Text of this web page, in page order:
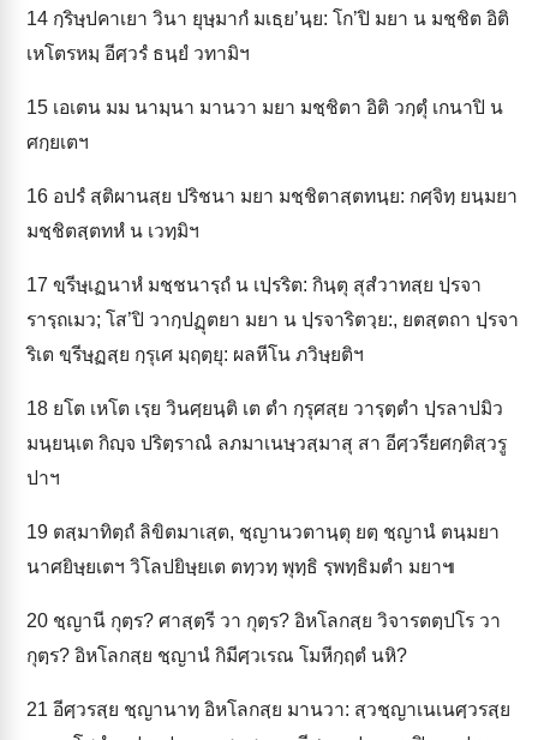
14 กฺริษฺปคาเยา วินา ยุษฺมากํ มเธฺย’นฺย: โก’ปิ มยา น มชฺชิต อิติ
เหโตรหมฺ อีศฺวรํ ธนฺยํ วทามิฯ
15 เอเตน มม นามฺนา มานวา มยา มชฺชิตา อิติ วกฺตุํ เกนาปิ น
ศกฺยเตฯ
16 อปรํ สฺติผานสฺย ปริชนา มยา มชฺชิตาสฺตทนฺย: กศฺจิทฺ ยนฺมยา
มชฺชิตสฺตทหํ น เวทฺมิฯ
17 ขฺรีษฺเฏนาหํ มชฺชนารฺถํ น เปฺรริต: กินฺตุ สุสํวาทสฺย ปฺรจา
รารฺถเมว; โส’ปิ วากฺปฏุตยา มยา น ปฺรจาริตวฺย:, ยตสฺตถา ปฺรจา
ริเต ขฺรีษฺฏสฺย กฺรุเศ มฺฤตฺยุ: ผลหีโน ภวิษฺยติฯ
18 ยโต เหโต เรฺย วินศฺยนฺติ เต ตำ กฺรุศสฺย วารฺตฺตำ ปฺรลาปมิว
มนฺยนฺเต กิญฺจ ปริตฺราณํ ลภมาเนษฺวสฺมาสุ สา อีศฺวรียศกฺติสฺวรู
ปาฯ
19 ตสฺมาทิตฺถํ ลิขิตมาเสฺต, ชฺญานวตานฺตุ ยตฺ ชฺญานํ ตนฺมยา
นาศยิษฺยเตฯ วิโลปยิษฺยเต ตทฺวทฺ พุทฺธิ รฺพทฺธิมตำ มยา๚
20 ชฺญานี กุตฺร? ศาสฺตฺรี วา กุตฺร? อิหโลกสฺย วิจารตตฺปโร วา
กุตฺร? อิหโลกสฺย ชฺญานํ กิมีศฺวเรณ โมหีกฺฤตํ นหิ?
21 อีศฺวรสฺย ชฺญานาทฺ อิหโลกสฺย มานวา: สฺวชฺญาเนเนศฺวรสฺย